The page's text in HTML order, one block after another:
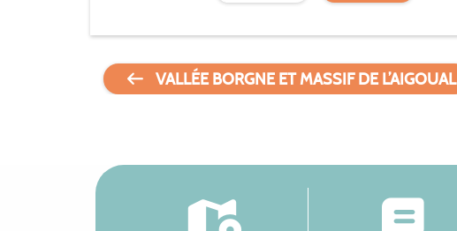
VALLÉE BORGNE ET MASSIF DE L’AIGOUAL